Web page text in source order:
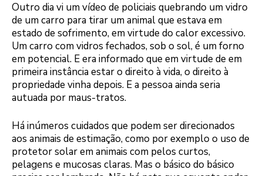
Outro dia vi um vídeo de policiais quebrando um vidro
de um carro para tirar um animal que estava em
estado de sofrimento, em virtude do calor excessivo.
Um carro com vidros fechados, sob o sol, é um forno
em potencial. E era informado que em virtude de em
primeira instância estar o direito à vida, o direito à
propriedade vinha depois. E a pessoa ainda seria
autuada por maus-tratos.
Há inúmeros cuidados que podem ser direcionados
aos animais de estimação, como por exemplo o uso de
protetor solar em animais com pelos curtos,
pelagens e mucosas claras. Mas o básico do básico